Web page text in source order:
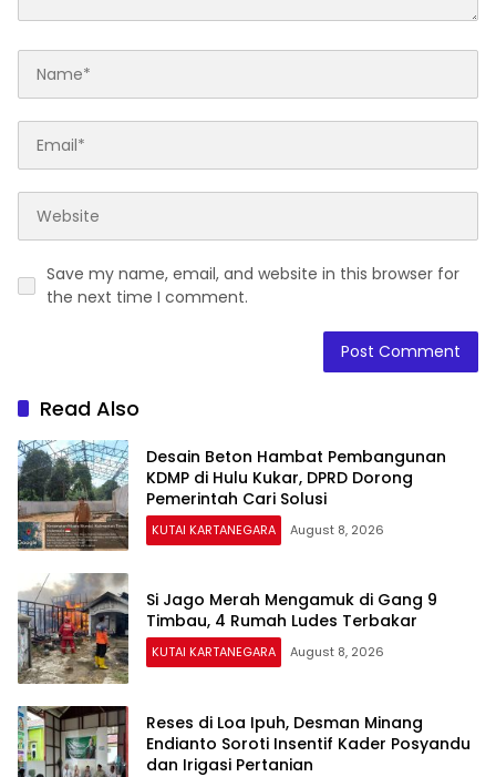
Save my name, email, and website in this browser for
the next time I comment.
Read Also
Desain Beton Hambat Pembangunan
KDMP di Hulu Kukar, DPRD Dorong
Pemerintah Cari Solusi
KUTAI KARTANEGARA August 8, 2026
Si Jago Merah Mengamuk di Gang 9
Timbau, 4 Rumah Ludes Terbakar
KUTAI KARTANEGARA August 8, 2026
Reses di Loa Ipuh, Desman Minang
Endianto Soroti Insentif Kader Posyandu
dan Irigasi Pertanian